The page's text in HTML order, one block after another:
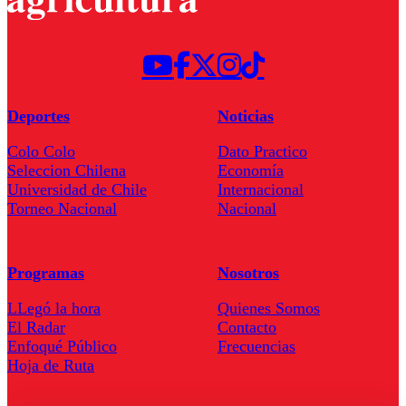
Deportes
Colo Colo
Seleccion Chilena
Universidad de Chile
Torneo Nacional
Noticias
Dato Practico
Economía
Internacional
Nacional
Programas
LLegó la hora
El Radar
Enfoqué Público
Hoja de Ruta
Nosotros
Quienes Somos
Contacto
Frecuencias